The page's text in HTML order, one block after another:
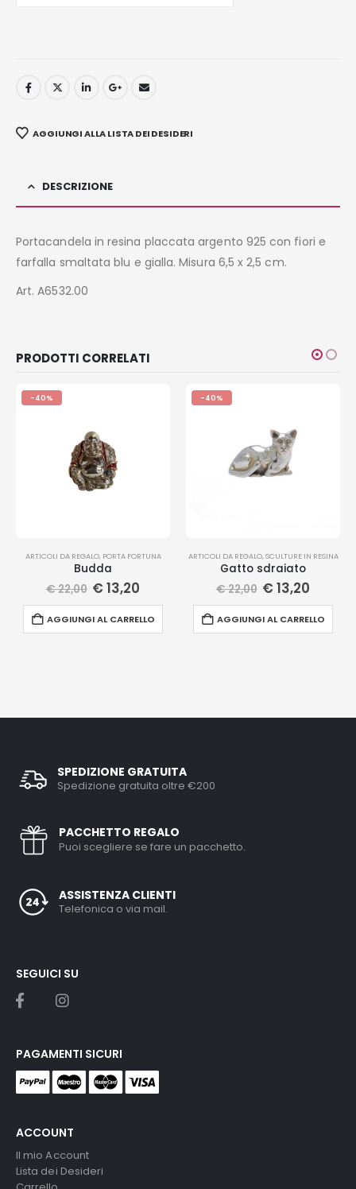
AGGIUNGI ALLA LISTA DEI DESIDERI
DESCRIZIONE
Portacandela in resina placcata argento 925 con fiori e
farfalla smaltata blu e gialla. Misura 6,5 x 2,5 cm.
Art. A6532.00
PRODOTTI CORRELATI
-40%
ARTICOLI DA REGALO, PORTA FORTUNA
Budda
€22,00 € 13,20
AGGIUNGI AL CARRELLO
-40%
ARTICOLI DA REGALO,SCULTURE IN RESINA
Gatto sdraiato
€22,00 € 13,20
AGGIUNGI AL CARRELLO
SPEDIZIONE GRATUITA
Spedizione gratuita oltre €200
PACCHETTO REGALO
Puoi scegliere se fare un pacchetto.
ASSISTENZA CLIENTI
Telefonica o via mail.
ACCOUNT
Il mio Account
Lista dei Desideri
SEGUICI SU
PAGAMENTI SICURI